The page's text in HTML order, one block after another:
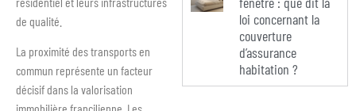
de qualité.
La proximité des transports en
commun représente un facteur
décisif dans la valorisation
loi concernant la
couverture
d’assurance
habitation ?